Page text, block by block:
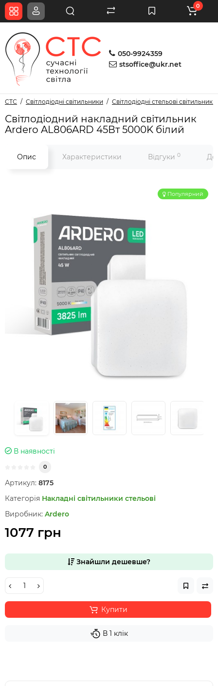
050-9924359
stsoffice@ukr.net
0
СТС Світлодіодні світильники Світлодіодні стельові світильники
Світлодіодний накладний світильник
Ardero AL806ARD 45Вт 5000K білий
Опис Характеристики Відгуки 0
Популярний
В наявності
0
Артикул: 8175
Категорія Накладні світильники стельові
Виробник: Ardero
1077 грн
Знайшли дешевше?
Купити
В 1 клік